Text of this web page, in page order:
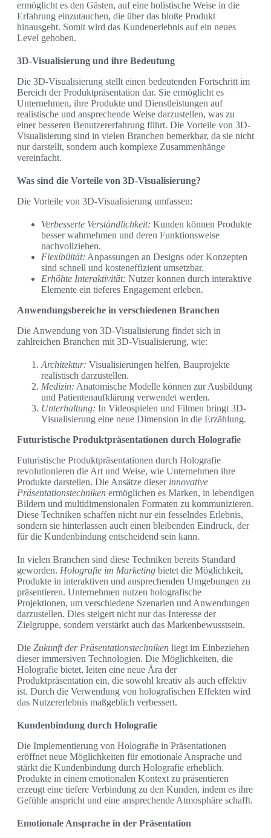
ermöglicht es den Gästen, auf eine holistische Weise in die
Erfahrung einzutauchen, die über das bloße Produkt
hinausgeht. Somit wird das Kundenerlebnis auf ein neues
Level gehoben.
3D-Visualisierung und ihre Bedeutung
Die 3D-Visualisierung stellt einen bedeutenden Fortschritt im
Bereich der Produktpräsentation dar. Sie ermöglicht es
Unternehmen, ihre Produkte und Dienstleistungen auf
realistische und ansprechende Weise darzustellen, was zu
einer besseren Benutzererfahrung führt. Die Vorteile von 3D-
Visualisierung sind in vielen Branchen bemerkbar, da sie nicht
nur darstellt, sondern auch komplexe Zusammenhänge
vereinfacht.
Was sind die Vorteile von 3D-Visualisierung?
Die Vorteile von 3D-Visualisierung umfassen:
Verbesserte Verständlichkeit: Kunden können Produkte
besser wahrnehmen und deren Funktionsweise
nachvollziehen.
Flexibilität: Anpassungen an Designs oder Konzepten
sind schnell und kosteneffizient umsetzbar.
Erhöhte Interaktivität: Nutzer können durch interaktive
Elemente ein tieferes Engagement erleben.
Anwendungsbereiche in verschiedenen Branchen
Die Anwendung von 3D-Visualisierung findet sich in
zahlreichen Branchen mit 3D-Visualisierung, wie:
Architektur: Visualisierungen helfen, Bauprojekte
realistisch darzustellen.
Medizin: Anatomische Modelle können zur Ausbildung
und Patientenaufklärung verwendet werden.
Unterhaltung: In Videospielen und Filmen bringt 3D-
Visualisierung eine neue Dimension in die Erzählung.
Futuristische Produktpräsentationen durch Holografie
Futuristische Produktpräsentationen durch Holografie
revolutionieren die Art und Weise, wie Unternehmen ihre
Produkte darstellen. Die Ansätze dieser innovative
Präsentationstechniken ermöglichen es Marken, in lebendigen
Bildern und multidimensionalen Formaten zu kommunizieren.
Diese Techniken schaffen nicht nur ein fesselndes Erlebnis,
sondern sie hinterlassen auch einen bleibenden Eindruck, der
für die Kundenbindung entscheidend sein kann.
In vielen Branchen sind diese Techniken bereits Standard
geworden. Holografie im Marketing bietet die Möglichkeit,
Produkte in interaktiven und ansprechenden Umgebungen zu
präsentieren. Unternehmen nutzen holografische
Projektionen, um verschiedene Szenarien und Anwendungen
darzustellen. Dies steigert nicht nur das Interesse der
Zielgruppe, sondern verstärkt auch das Markenbewusstsein.
Die Zukunft der Präsentationstechniken liegt im Einbeziehen
dieser immersiven Technologien. Die Möglichkeiten, die
Holografie bietet, leiten eine neue Ära der
Produktpräsentation ein, die sowohl kreativ als auch effektiv
ist. Durch die Verwendung von holografischen Effekten wird
das Nutzererlebnis maßgeblich verbessert.
Kundenbindung durch Holografie
Die Implementierung von Holografie in Präsentationen
eröffnet neue Möglichkeiten für emotionale Ansprache und
stärkt die Kundenbindung durch Holografie erheblich.
Produkte in einem emotionalen Kontext zu präsentieren
erzeugt eine tiefere Verbindung zu den Kunden, indem es ihre
Gefühle anspricht und eine ansprechende Atmosphäre schafft.
Emotionale Ansprache in der Präsentation